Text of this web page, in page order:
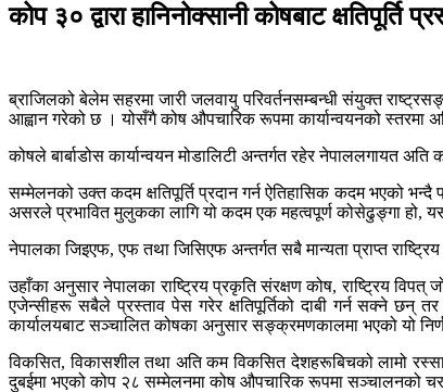
कोप ३० द्वारा हानिनोक्सानी कोषबाट क्षतिपूर्ति
ब्राजिलको बेलेम सहरमा जारी जलवायु परिवर्तनसम्बन्धी संयुक्त
आह्वान गरेको छ । योसँगै कोष औपचारिक रूपमा कार्यान्वयनको स्तरमा
कोषले बार्बाडोस कार्यान्वयन मोडालिटी अन्तर्गत रहेर नेपाललगायत
सम्मेलनको उक्त कदम क्षतिपूर्ति प्रदान गर्न ऐतिहासिक कदम भएको
असरले प्रभावित मुलुकका लागि यो कदम एक महत्वपूर्ण कोसेढुङ्गा हो,
नेपालका जिइएफ, एफ तथा जिसिएफ अन्तर्गत सबै मान्यता प्राप्त
उहाँका अनुसार नेपालका राष्ट्रिय प्रकृति संरक्षण कोष, राष्ट्रिय
एजेन्सीहरू सबैले प्रस्ताव पेस गरेर क्षतिपूर्तिको दाबी गर्न सक्ने
कार्यालयबाट सञ्चालित कोषका अनुसार सङ्क्रमणकालमा भएको यो
विकसित, विकासशील तथा अति कम विकसित देशहरूबिचको लामो
दुबईमा भएको कोप २८ सम्मेलनमा कोष औपचारिक रूपमा सञ्चालनको